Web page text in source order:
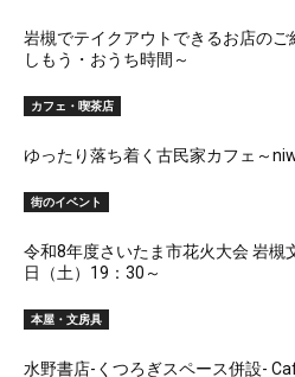
岩槻でテイクアウトできるお店の
しもう・おうち時間～
カフェ・喫茶店
ゆったり落ち着く古民家カフェ～
街のイベント
令和8年度さいたま市花火大会 岩槻
日（土）19：30～
本屋・文房具
水野書店-くつろぎスペース併設-